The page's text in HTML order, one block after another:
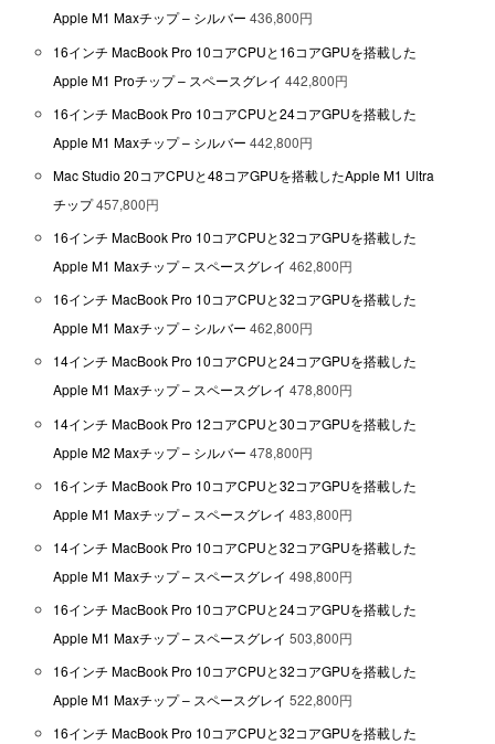
Apple M1 Maxチップ – シルバー 436,800円
16インチ MacBook Pro 10コアCPUと16コアGPUを搭載した
Apple M1 Proチップ – スペースグレイ 442,800円
16インチ MacBook Pro 10コアCPUと24コアGPUを搭載した
Apple M1 Maxチップ – シルバー 442,800円
Mac Studio 20コアCPUと48コアGPUを搭載したApple M1 Ultra
チップ457,800円
16インチ MacBook Pro 10コアCPUと32コアGPUを搭載した
Apple M1 Maxチップ – スペースグレイ 462,800円
16インチ MacBook Pro 10コアCPUと32コアGPUを搭載した
Apple M1 Maxチップ – シルバー 462,800円
14インチ MacBook Pro 10コアCPUと24コアGPUを搭載した
Apple M1 Maxチップ – スペースグレイ 478,800円
14インチ MacBook Pro 12コアCPUと30コアGPUを搭載した
Apple M2 Maxチップ – シルバー 478,800円
16インチ MacBook Pro 10コアCPUと32コアGPUを搭載した
Apple M1 Maxチップ – スペースグレイ 483,800円
14インチ MacBook Pro 10コアCPUと32コアGPUを搭載した
Apple M1 Maxチップ – スペースグレイ 498,800円
16インチ MacBook Pro 10コアCPUと24コアGPUを搭載した
Apple M1 Maxチップ – スペースグレイ 503,800円
16インチ MacBook Pro 10コアCPUと32コアGPUを搭載した
Apple M1 Maxチップ – スペースグレイ 522,800円
16インチ MacBook Pro 10コアCPUと32コアGPUを搭載した